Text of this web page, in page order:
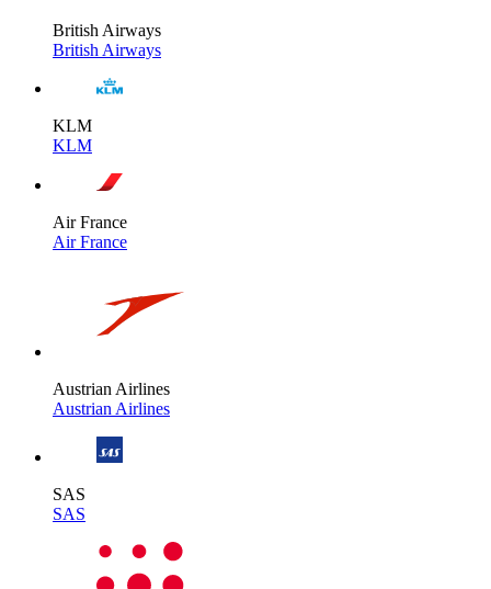
British Airways
British Airways
KLM
KLM
Air France
Air France
Austrian Airlines
Austrian Airlines
SAS
SAS